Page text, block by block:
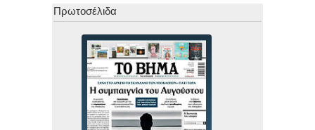
Πρωτοσέλιδα